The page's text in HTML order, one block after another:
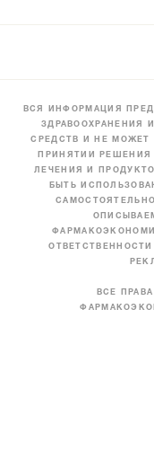
ВСЯ ИНФОРМАЦИЯ
ЗДРАВООХРАНЕНИЯ
СРЕДСТВ И НЕ МОЖЕТ
ПРИНЯТИИ
ЛЕЧЕНИЯ И
БЫТЬ
ВСЕ